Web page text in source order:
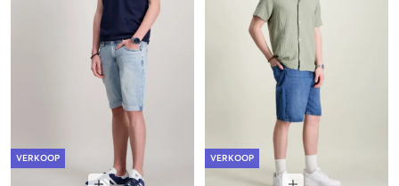
VERKOOP VERKOOP